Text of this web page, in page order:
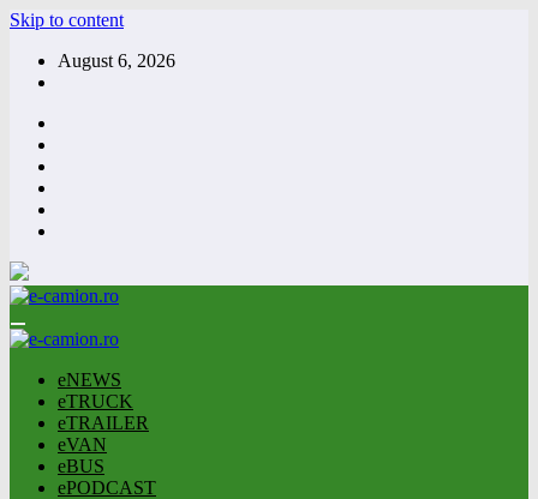
Skip to content
August 6, 2026
eNEWS
eTRUCK
eTRAILER
eVAN
eBUS
ePODCAST